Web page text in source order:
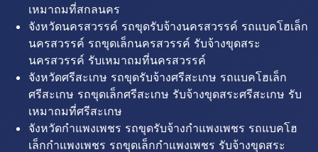
เหมาถมที่สกลนคร
จังหวัดนครสวรรค์ รถขุดรับจ้างนครสวรรค์ รถแบคโฮเล็ก
นครสวรรค์ รถขุดเล็กนครสวรรค์ รับจ้างขุดสระ
นครสวรรค์ รับเหมาถมที่นครสวรรค์
จังหวัดศรีสะเกษ รถขุดรับจ้างศรีสะเกษ รถแบคโฮเล็ก
ศรีสะเกษ รถขุดเล็กศรีสะเกษ รับจ้างขุดสระศรีสะเกษ รับ
เหมาถมที่ศรีสะเกษ
จังหวัดกำแพงเพชร รถขุดรับจ้างกำแพงเพชร รถแบคโฮ
เล็กกำแพงเพชร รถขุดเล็กกำแพงเพชร รับจ้างขุดสระ